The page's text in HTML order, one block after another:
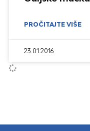
PROČITAJTE VIŠE
23.01.2016